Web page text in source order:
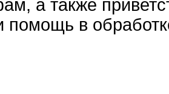
а также
помощь в